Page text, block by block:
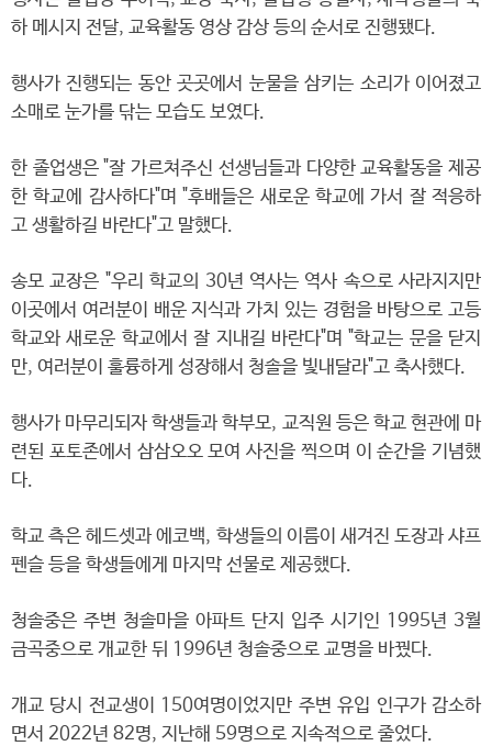
하 메시지 전달, 교육활동 영상 감상 등의 순서로 진행됐다.
행사가 진행되는 동안 곳곳에서 눈물을 삼키는 소리가 이어졌고
소매로 눈가를 닦는 모습도 보였다.
한 졸업생은 "잘 가르쳐주신 선생님들과 다양한 교육활동을 제공
한 학교에 감사하다"며 "후배들은 새로운 학교에 가서 잘 적응하
고 생활하길 바란다"고 말했다.
송모 교장은 "우리 학교의 30년 역사는 역사 속으로 사라지지만
이곳에서 여러분이 배운 지식과 가치 있는 경험을 바탕으로 고등
학교와 새로운 학교에서 잘 지내길 바란다"며 "학교는 문을 닫지
만, 여러분이 훌륭하게 성장해서 청솔을 빛내달라"고 축사했다.
행사가 마무리되자 학생들과 학부모, 교직원 등은 학교 현관에 마
련된 포토존에서 삼삼오오 모여 사진을 찍으며 이 순간을 기념했
다.
학교 측은 헤드셋과 에코백, 학생들의 이름이 새겨진 도장과 샤프
펜슬 등을 학생들에게 마지막 선물로 제공했다.
청솔중은 주변 청솔마을 아파트 단지 입주 시기인 1995년 3월
금곡중으로 개교한 뒤 1996년 청솔중으로 교명을 바꿨다.
개교 당시 전교생이 150여명이었지만 주변 유입 인구가 감소하
면서 2022년 82명, 지난해 59명으로 지속적으로 줄었다.